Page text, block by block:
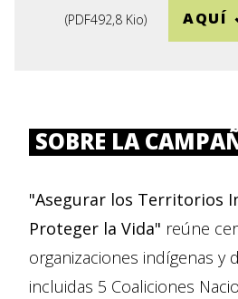
(PDF492,8 Kio) AQUÍ
SOBRE LA
"Asegurar los Territorios
Proteger la Vida" reúne
organizaciones indígenas y
incluidas 5 Coaliciones